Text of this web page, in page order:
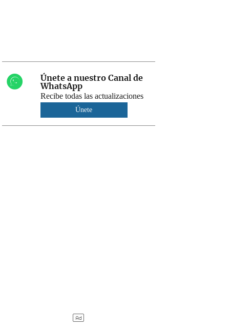
Únete a nuestro Canal de
WhatsApp
Recibe todas las actualizaciones
Únete